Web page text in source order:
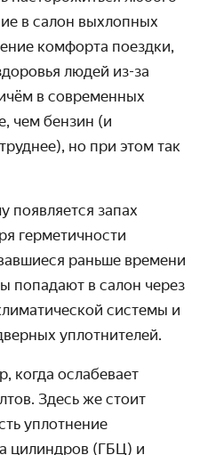
в салон выхлопных
комфорта поездки,
людей из-за
в современных
чем бензин (и
но при этом так
появляется запах
герметичности
раньше времени
попадают в салон через
системы и
уплотнителей.
когда ослабевает
Здесь же стоит
уплотнение
цилиндров (ГБЦ) и